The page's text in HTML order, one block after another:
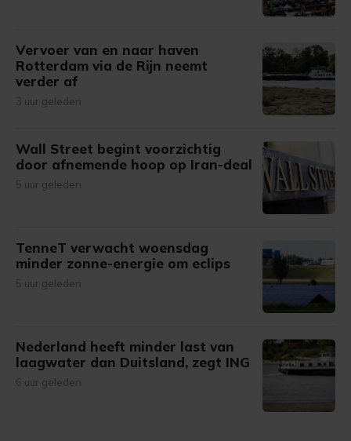
Vervoer van en naar haven
Rotterdam via de Rijn neemt
verder af
3 uur geleden
Wall Street begint voorzichtig
door afnemende hoop op Iran-deal
5 uur geleden
TenneT verwacht woensdag
minder zonne-energie om eclips
5 uur geleden
Nederland heeft minder last van
laagwater dan Duitsland, zegt ING
6 uur geleden